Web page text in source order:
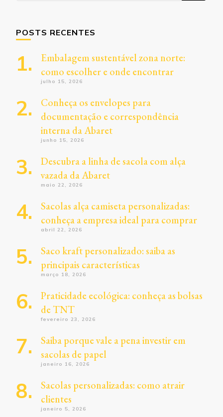
POSTS RECENTES
Embalagem sustentável zona norte:
como escolher e onde encontrar
julho 15, 2026
Conheça os envelopes para
documentação e correspondência
interna da Abaret
junho 15, 2026
Descubra a linha de sacola com alça
vazada da Abaret
maio 22, 2026
Sacolas alça camiseta personalizadas:
conheça a empresa ideal para comprar
abril 22, 2026
Saco kraft personalizado: saiba as
principais características
março 18, 2026
Praticidade ecológica: conheça as bolsas
de TNT
fevereiro 23, 2026
Saiba porque vale a pena investir em
sacolas de papel
janeiro 16, 2026
Sacolas personalizadas: como atrair
clientes
janeiro 5, 2026